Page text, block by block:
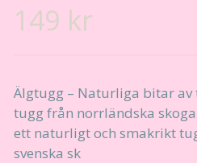
149 kr
Älgtugg – Naturliga bitar
tugg från norrländska
ett naturligt och smakrikt
svenska sk